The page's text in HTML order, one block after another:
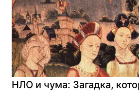
НЛО и чума: Загадка,